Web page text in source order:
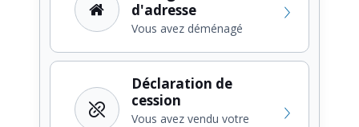
d'adresse
Vous avez déménagé
Déclaration de
cession
Vous avez vendu votre